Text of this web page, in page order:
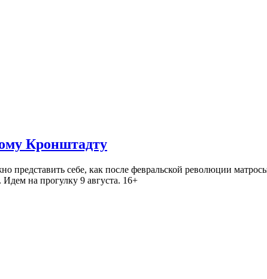
Кронштадту
себе, как после февральской революции
на прогулку 9 августа. 16+